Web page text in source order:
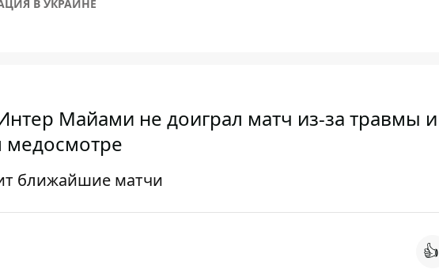
В УКРАИНЕ
Майами не доиграл матч из-за травмы и
медосмотре
ближайшие матчи
👍